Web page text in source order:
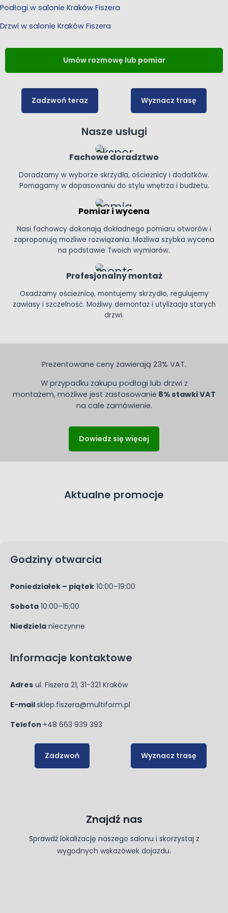
Podłogi w salonie Kraków Fiszera
Drzwi w salonie Kraków Fiszera
Umów rozmowę lub pomiar
Zadzwoń teraz Wyznacz trasę
Nasze usługi
Fachowe doradztwo
Doradzamy w wyborze skrzydła, ościeżnicy i dodatków.
Pomagamy w dopasowaniu do stylu wnętrza i budżetu.
Pomiar i wycena
Nasi fachowcy dokonają dokładnego pomiaru otworów i
zaproponują możliwe rozwiązania. Możliwa szybka wycena
na podstawie Twoich wymiarów.
Profesjonalny montaż
Osadzamy ościeżnicę, montujemy skrzydło, regulujemy
zawiasy i szczelność. Możliwy demontaż i utylizacja starych
drzwi.
Prezentowane ceny zawierają 23% VAT.
W przypadku zakupu podłogi lub drzwi z
montażem, możliwe jest zastosowanie 8% stawki VAT
na całe zamówienie.
Dowiedz się więcej
Aktualne promocje
Godziny otwarcia
Poniedziałek – piątek 10:00–19:00
Sobota 10:00–15:00
Niedziela nieczynne
Informacje kontaktowe
Adres ul. Fiszera 21, 31-321 Kraków
E-mailsklep.fiszera@multiform.pl
Telefon +48 663 939 393
Zadzwoń Wyznacz trasę
Znajdź nas
Sprawdź lokalizację naszego salonu i skorzystaj z
wygodnych wskazówek dojazdu.